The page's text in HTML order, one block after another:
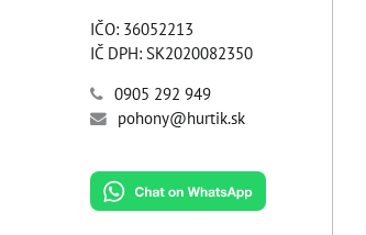
IČO: 36052213
IČ DPH: SK2020082350
0905 292 949
pohony@hurtik.sk